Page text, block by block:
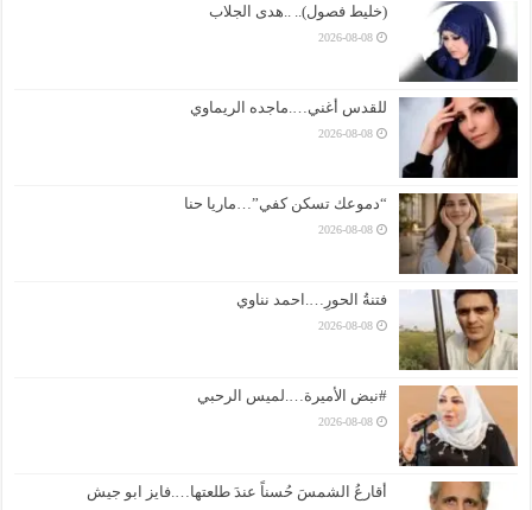
(خليط فصول).. ..هدى الجلاب
2026-08-08
للقدس أغني….ماجده الريماوي
2026-08-08
“دموعك تسكن كفي”…ماريا حنا
2026-08-08
فتنةُ الحورِ….احمد نناوي
2026-08-08
#نبض الأميرة….لميس الرحبي
2026-08-08
أقارعُ الشمسَ حُسناً عندَ طلعتها….فايز ابو جيش